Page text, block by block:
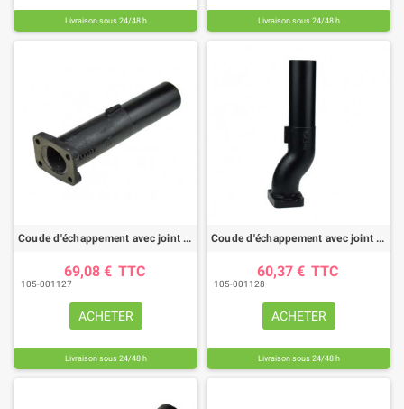
Livraison sous 24/48 h Livraison sous 24/48 h
Coude d'échappement avec joint DEUTZ
69,08 € TTC
105-001127
ACHETER
Livraison sous 24/48 h
Coude d'échappement avec joint DEUTZ
60,37 € TTC
105-001128
ACHETER
Livraison sous 24/48 h